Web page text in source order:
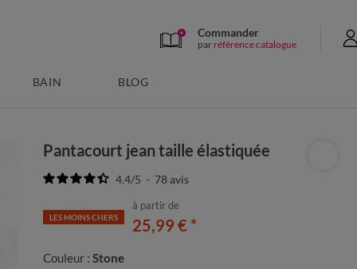
Commander
par référence catalogue
BAIN BLOG
Pantacourt jean taille élastiquée
4.4/5 - 78avis
à partir de
25,99 € *
LES MOINS CHERS
Couleur : Stone